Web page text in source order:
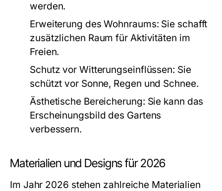
werden.
Erweiterung des Wohnraums: Sie schafft
zusätzlichen Raum für Aktivitäten im
Freien.
Schutz vor Witterungseinflüssen: Sie
schützt vor Sonne, Regen und Schnee.
Ästhetische Bereicherung: Sie kann das
Erscheinungsbild des Gartens
verbessern.
Materialien und Designs für 2026
Im Jahr 2026 stehen zahlreiche Materialien